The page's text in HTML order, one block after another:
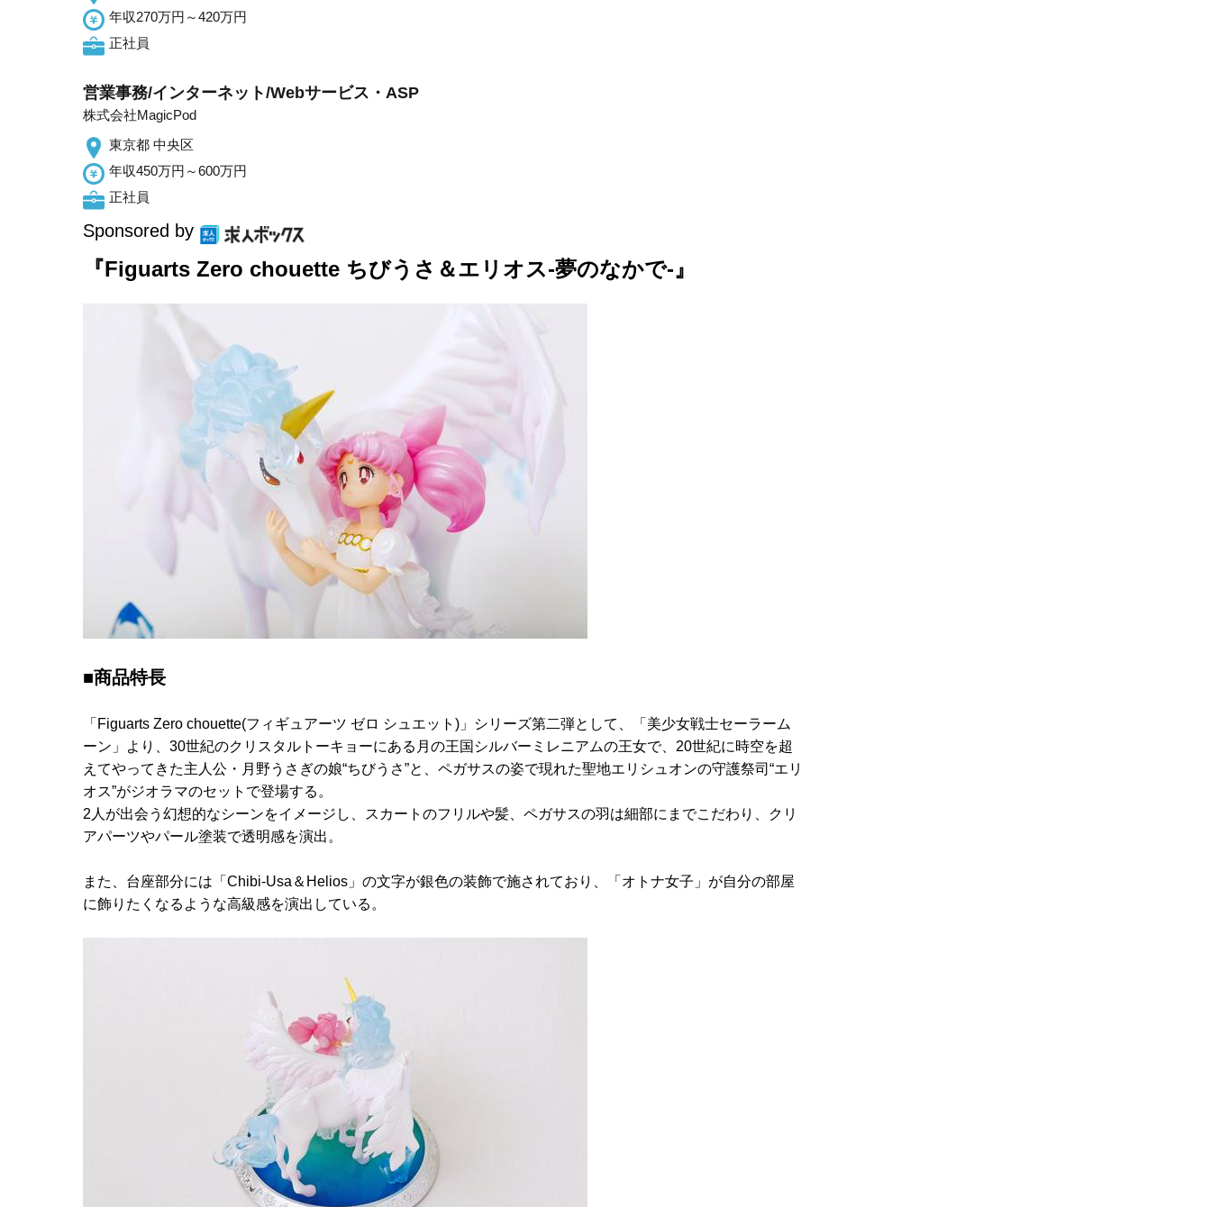
年収270万円～420万円
正社員
営業事務/インターネット/Webサービス・ASP
株式会社MagicPod
東京都 中央区
年収450万円～600万円
正社員
Sponsored by
『Figuarts Zero chouette ちびうさ＆エリオス-夢のなかで-』
■商品特長
「Figuarts Zero chouette(フィギュアーツ ゼロ シュエット)」シリーズ第二弾として、「美少女戦士セーラーム
ーン」より、30世紀のクリスタルトーキョーにある月の王国シルバーミレニアムの王女で、20世紀に時空を超
えてやってきた主人公・月野うさぎの娘“ちびうさ”と、ペガサスの姿で現れた聖地エリシュオンの守護祭司“エリ
オス”がジオラマのセットで登場する。
2人が出会う幻想的なシーンをイメージし、スカートのフリルや髪、ペガサスの羽は細部にまでこだわり、クリ
アパーツやパール塗装で透明感を演出。
また、台座部分には「Chibi-Usa＆Helios」の文字が銀色の装飾で施されており、「オトナ女子」が自分の部屋
に飾りたくなるような高級感を演出している。